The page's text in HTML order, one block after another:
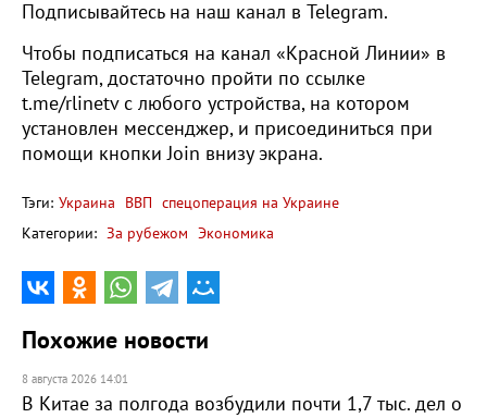
Подписывайтесь на наш канал в Telegram.
Чтобы подписаться на канал «Красной Линии» в
Telegram, достаточно пройти по ссылке
t.me/rlinetv с любого устройства, на котором
установлен мессенджер, и присоединиться при
помощи кнопки Join внизу экрана.
Тэги: Украина ВВП спецоперация на Украине
Категории: За рубежом Экономика
Похожие новости
8 августа 2026 14:01
В Китае за полгода возбудили почти 1,7 тыс. дел о